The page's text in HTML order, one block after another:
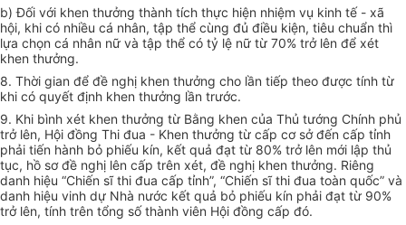
b) Đối với khen thưởng thành tích thực hiện nhiệm vụ kinh tế - xã
hội, khi có nhiều cá nhân, tập thể cùng đủ điều kiện, tiêu chuẩn thì
lựa chọn cá nhân nữ và tập thể có tỷ lệ nữ từ 70% trở lên để xét
khen thưởng.
8. Thời gian để đề nghị khen thưởng cho lần tiếp theo được tính từ
khi có quyết định khen thưởng lần trước.
9. Khi bình xét khen thưởng từ Bằng khen của Thủ tướng Chính phủ
trở lên, Hội đồng Thi đua - Khen thưởng từ cấp cơ sở đến cấp tỉnh
phải tiến hành bỏ phiếu kín, kết quả đạt từ 80% trở lên mới lập thủ
tục, hồ sơ đề nghị lên cấp trên xét, đề nghị khen thưởng. Riêng
danh hiệu “Chiến sĩ thi đua cấp tỉnh”, “Chiến sĩ thi đua toàn quốc” và
danh hiệu vinh dự Nhà nước kết quả bỏ phiếu kín phải đạt từ 90%
trở lên, tính trên tổng số thành viên Hội đồng cấp đó.